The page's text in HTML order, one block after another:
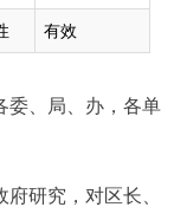
有效
委、局、办，各单
府研究， 对区长、